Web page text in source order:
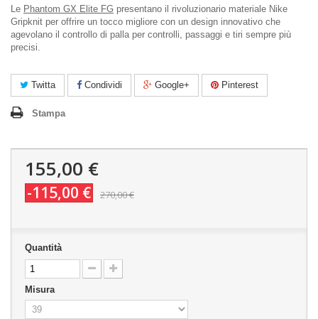
Le Phantom GX Elite FG presentano il rivoluzionario materiale Nike
Gripknit per offrire un tocco migliore con un design innovativo che
agevolano il controllo di palla per controlli, passaggi e tiri sempre più
precisi.
Twitta Condividi Google+ Pinterest
Stampa
155,00 €
-115,00 € 270,00 €
Quantità
Misura